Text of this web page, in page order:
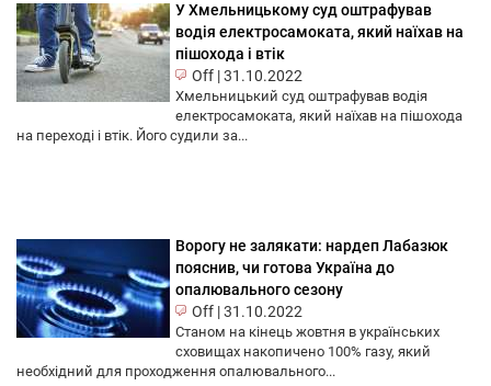
У Хмельницькому суд оштрафував
водія електросамоката, який наїхав на
пішохода і втік
Off |31.10.2022
Хмельницький суд оштрафував водія
електросамоката, який наїхав на пішохода
на переході і втік. Його судили за...
Ворогу не залякати: нардеп Лабазюк
пояснив, чи готова Україна до
опалювального сезону
Off |31.10.2022
Станом на кінець жовтня в українських
сховищах накопичено 100% газу, який
необхідний для проходження опалювального...